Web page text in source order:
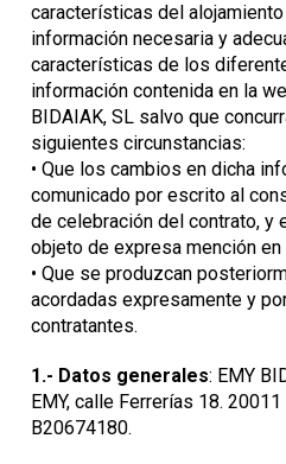
características del
información necesaria y
características de los
información contenida en la
BIDAIAK, SL salvo que
siguientes circunstancias:
• Que los cambios en dicha
comunicado por escrito al
de celebración del contrato, y
objeto de expresa mención en
• Que se produzcan
acordadas expresamente y
contratantes.
1.- Datos generales: EMY
EMY, calle Ferrerías 18.
B20674180.